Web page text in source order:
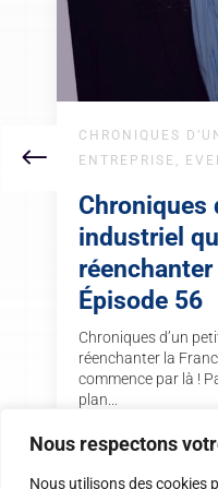
Nous respectons
Nous utilisons des cookies
CHRONIQUES
ENTREPRISE ,
Chroniques
industriel
Épisode 56
Chroniques d’un
réenchanter la
commence par là !
plan...
Lire plus